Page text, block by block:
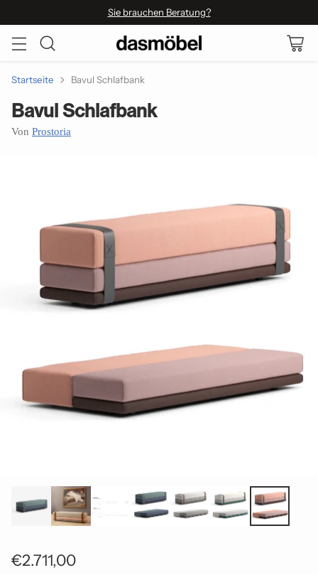
Sie brauchen Beratung?
Startseite Bavul Schlafbank
Bavul Schlafbank
Von Prostoria
Normaler
€2.711,00